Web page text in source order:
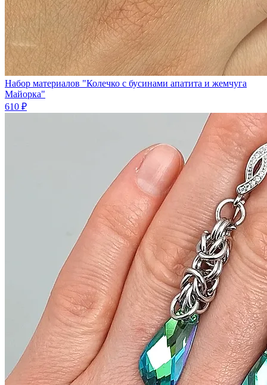
Набор материалов "Колечко с бусинами апатита и жемчуга
Майорка"
610 ₽